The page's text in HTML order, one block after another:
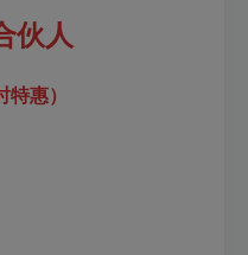
伙人
惠）